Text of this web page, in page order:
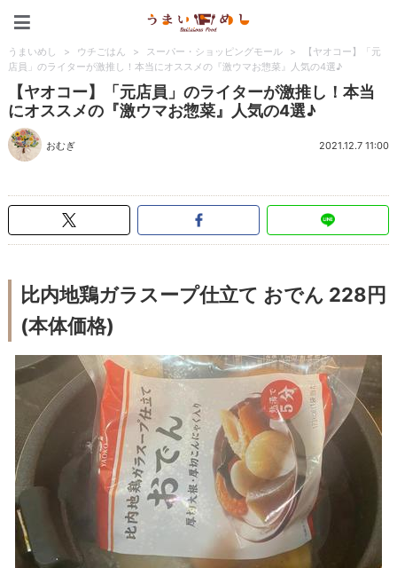
うまいめし > ウチごはん > スーパー・ショッピングモール >
【ヤオコー】「元
店員」のライターが激推し！本当にオススメの『激ウマお惣菜』人気の4選♪
【ヤオコー】「元店員」のライターが激推し！本当
にオススメの『激ウマお惣菜』人気の4選♪
おむぎ 2021.12.7 11:00
比内地鶏ガラスープ仕立て おでん 228円
(本体価格)